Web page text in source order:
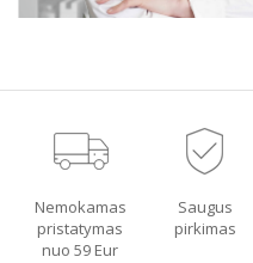
Nemokamas
pristatymas
nuo 59 Eur
Saugus
pirkimas